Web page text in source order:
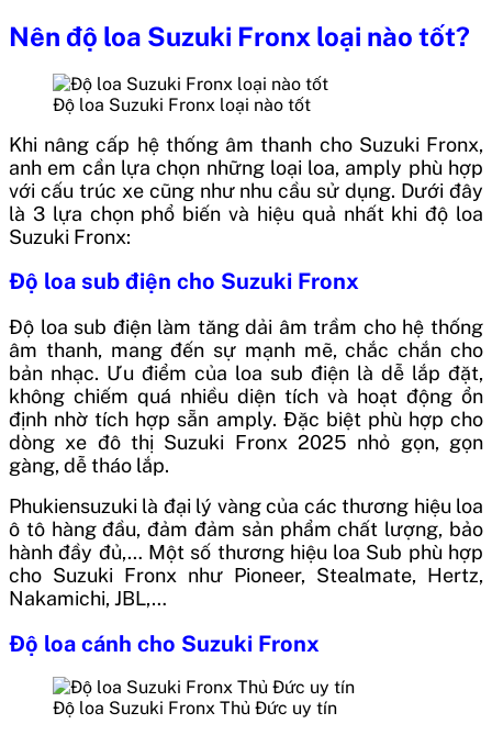
Nên độ loa Suzuki Fronx loại nào tốt?
Độ loa Suzuki Fronx loại nào tốt
Khi nâng cấp hệ thống âm thanh cho Suzuki Fronx,
anh em cần lựa chọn những loại loa, amply phù hợp
với cấu trúc xe cũng như nhu cầu sử dụng. Dưới đây
là 3 lựa chọn phổ biến và hiệu quả nhất khi độ loa
Suzuki Fronx:
Độ loa sub điện cho Suzuki Fronx
Độ loa sub điện làm tăng dải âm trầm cho hệ thống
âm thanh, mang đến sự mạnh mẽ, chắc chắn cho
bản nhạc. Ưu điểm của loa sub điện là dễ lắp đặt,
không chiếm quá nhiều diện tích và hoạt động ổn
định nhờ tích hợp sẵn amply. Đặc biệt phù hợp cho
dòng xe đô thị Suzuki Fronx 2025 nhỏ gọn, gọn
gàng, dễ tháo lắp.
Phukiensuzuki là đại lý vàng của các thương hiệu loa
ô tô hàng đầu, đảm đảm sản phẩm chất lượng, bảo
hành đầy đủ,… Một số thương hiệu loa Sub phù hợp
cho Suzuki Fronx như Pioneer, Stealmate, Hertz,
Nakamichi, JBL,…
Độ loa cánh cho Suzuki Fronx
Độ loa Suzuki Fronx Thủ Đức uy tín